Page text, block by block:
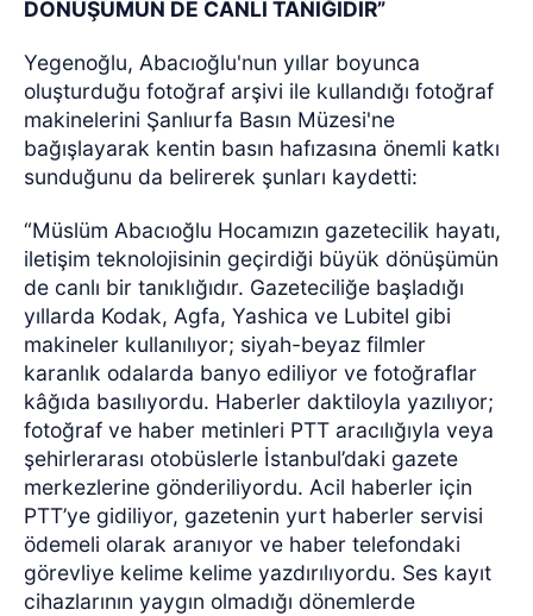
DÖNÜŞÜMÜN DE CANLI TANIĞIDIR”
Yegenoğlu, Abacıoğlu'nun yıllar boyunca
oluşturduğu fotoğraf arşivi ile kullandığı fotoğraf
makinelerini Şanlıurfa Basın Müzesi'ne
bağışlayarak kentin basın hafızasına önemli katkı
sunduğunu da belirerek şunları kaydetti:
“Müslüm Abacıoğlu Hocamızın gazetecilik hayatı,
iletişim teknolojisinin geçirdiği büyük dönüşümün
de canlı bir tanıklığıdır. Gazeteciliğe başladığı
yıllarda Kodak, Agfa, Yashica ve Lubitel gibi
makineler kullanılıyor; siyah-beyaz filmler
karanlık odalarda banyo ediliyor ve fotoğraflar
kâğıda basılıyordu. Haberler daktiloyla yazılıyor;
fotoğraf ve haber metinleri PTT aracılığıyla veya
şehirlerarası otobüslerle İstanbul’daki gazete
merkezlerine gönderiliyordu. Acil haberler için
PTT’ye gidiliyor, gazetenin yurt haberler servisi
ödemeli olarak aranıyor ve haber telefondaki
görevliye kelime kelime yazdırılıyordu. Ses kayıt
cihazlarının yaygın olmadığı dönemlerde